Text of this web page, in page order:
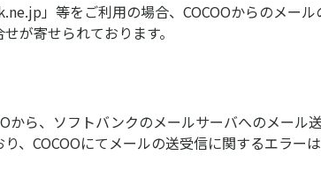
」等をご利用の場合、COCOOからのメー
が寄せられております。
から、ソフトバンクのメールサーバへのメール
、COCOOにてメールの送受信に関するエラー